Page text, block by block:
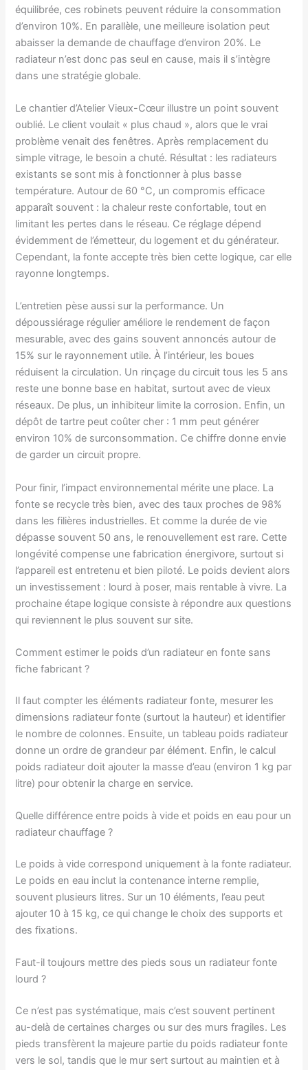
équilibrée, ces robinets peuvent réduire la consommation
d’environ 10%. En parallèle, une meilleure isolation peut
abaisser la demande de chauffage d’environ 20%. Le
radiateur n’est donc pas seul en cause, mais il s’intègre
dans une stratégie globale.
Le chantier d’Atelier Vieux-Cœur illustre un point souvent
oublié. Le client voulait « plus chaud », alors que le vrai
problème venait des fenêtres. Après remplacement du
simple vitrage, le besoin a chuté. Résultat : les radiateurs
existants se sont mis à fonctionner à plus basse
température. Autour de 60 °C, un compromis efficace
apparaît souvent : la chaleur reste confortable, tout en
limitant les pertes dans le réseau. Ce réglage dépend
évidemment de l’émetteur, du logement et du générateur.
Cependant, la fonte accepte très bien cette logique, car elle
rayonne longtemps.
L’entretien pèse aussi sur la performance. Un
dépoussiérage régulier améliore le rendement de façon
mesurable, avec des gains souvent annoncés autour de
15% sur le rayonnement utile. À l’intérieur, les boues
réduisent la circulation. Un rinçage du circuit tous les 5 ans
reste une bonne base en habitat, surtout avec de vieux
réseaux. De plus, un inhibiteur limite la corrosion. Enfin, un
dépôt de tartre peut coûter cher : 1 mm peut générer
environ 10% de surconsommation. Ce chiffre donne envie
de garder un circuit propre.
Pour finir, l’impact environnemental mérite une place. La
fonte se recycle très bien, avec des taux proches de 98%
dans les filières industrielles. Et comme la durée de vie
dépasse souvent 50 ans, le renouvellement est rare. Cette
longévité compense une fabrication énergivore, surtout si
l’appareil est entretenu et bien piloté. Le poids devient alors
un investissement : lourd à poser, mais rentable à vivre. La
prochaine étape logique consiste à répondre aux questions
qui reviennent le plus souvent sur site.
Comment estimer le poids d’un radiateur en fonte sans
fiche fabricant ?
Il faut compter les éléments radiateur fonte, mesurer les
dimensions radiateur fonte (surtout la hauteur) et identifier
le nombre de colonnes. Ensuite, un tableau poids radiateur
donne un ordre de grandeur par élément. Enfin, le calcul
poids radiateur doit ajouter la masse d’eau (environ 1 kg par
litre) pour obtenir la charge en service.
Quelle différence entre poids à vide et poids en eau pour un
radiateur chauffage ?
Le poids à vide correspond uniquement à la fonte radiateur.
Le poids en eau inclut la contenance interne remplie,
souvent plusieurs litres. Sur un 10 éléments, l’eau peut
ajouter 10 à 15 kg, ce qui change le choix des supports et
des fixations.
Faut-il toujours mettre des pieds sous un radiateur fonte
lourd ?
Ce n’est pas systématique, mais c’est souvent pertinent
au-delà de certaines charges ou sur des murs fragiles. Les
pieds transfèrent la majeure partie du poids radiateur fonte
vers le sol, tandis que le mur sert surtout au maintien et à